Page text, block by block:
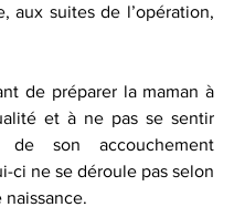
aux suites de l’opération,
de préparer la maman à
et à ne pas se sentir
de son accouchement
ci ne se déroule pas selon